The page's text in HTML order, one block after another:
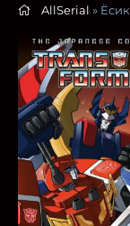
AllSerial »